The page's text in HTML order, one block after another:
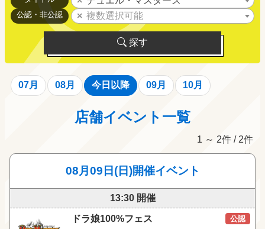
公認・非公認 複数選択可能
探す
07月 08月 今日以降 09月 10月
店舗イベント一覧
1 ～ 2件 / 2件
08月09日(日)開催イベント
13:30 開催
ドラ娘100%フェス 公認